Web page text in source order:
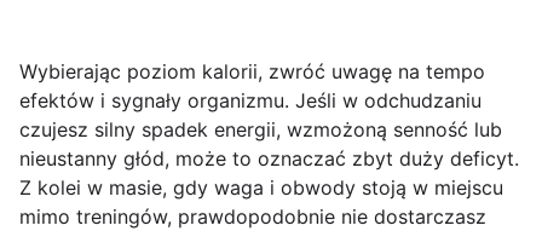
Wybierając poziom kalorii, zwróć uwagę na tempo
efektów i sygnały organizmu. Jeśli w odchudzaniu
czujesz silny spadek energii, wzmożoną senność lub
nieustanny głód, może to oznaczać zbyt duży deficyt.
Z kolei w masie, gdy waga i obwody stoją w miejscu
mimo treningów, prawdopodobnie nie dostarczasz